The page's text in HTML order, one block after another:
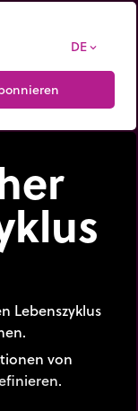
DE expand_more
Lebenszyklus
von